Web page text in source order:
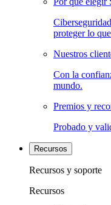
proteger lo
Nuestros
Con la
mundo.
Premios y
Probado y
Recursos
Recursos y soporte
Recursos